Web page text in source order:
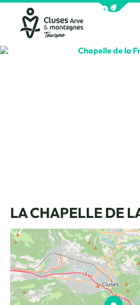
Afficher la
Cluses Arve &amp; montagnes
LA CHAPELLE DE